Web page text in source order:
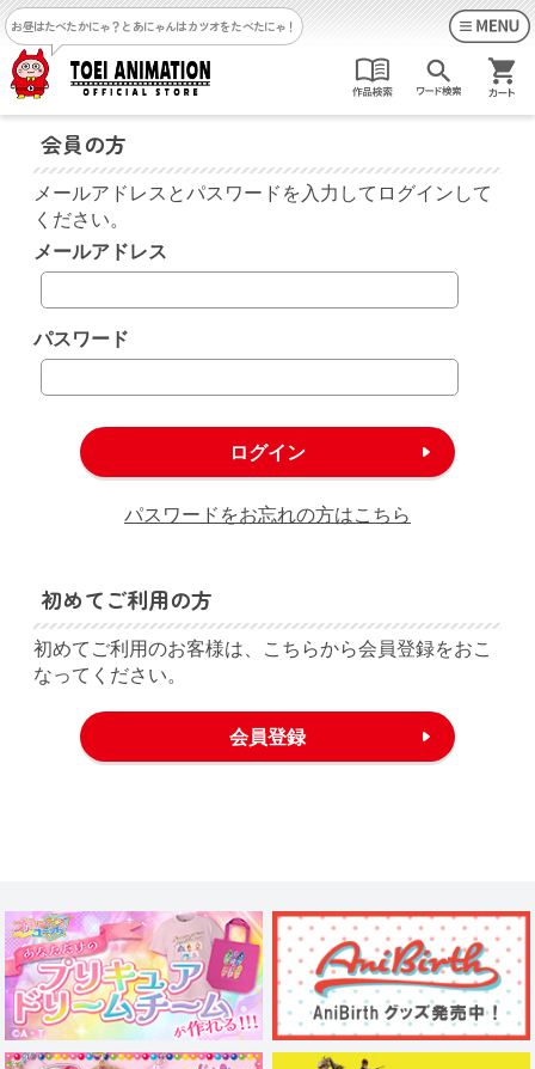
お昼はたべたかにゃ？ とあにゃんはカツオをたべたにゃ！
会員の方
メールアドレスとパスワードを入力してログインして
ください。
メールアドレス
パスワード
パスワードをお忘れの方はこちら
初めてご利用の方
初めてご利用のお客様は、こちらから会員登録をおこ
なってください。